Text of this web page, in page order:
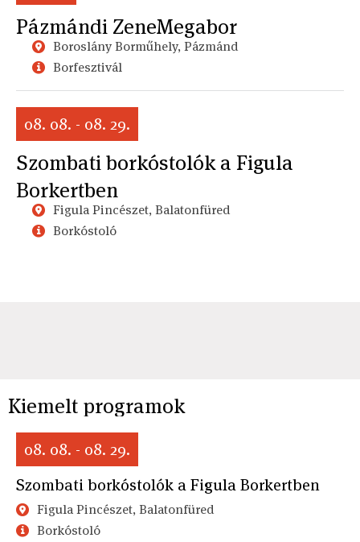
Pázmándi ZeneMegabor
Boroslány Borműhely, Pázmánd
Borfesztivál
08. 08. - 08. 29.
Szombati borkóstolók a Figula
Borkertben
Figula Pincészet, Balatonfüred
Borkóstoló
Kiemelt programok
08. 08. - 08. 29.
Szombati borkóstolók a Figula Borkertben
Figula Pincészet, Balatonfüred
Borkóstoló